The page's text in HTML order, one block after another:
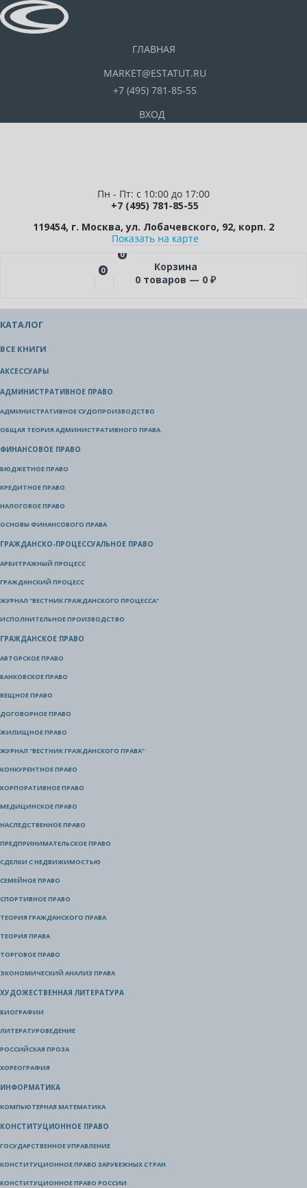
ГЛАВНАЯ
MARKET@ESTATUT.RU
+7 (495) 781-85-55
ВХОД
Пн - Пт: с 10:00 до 17:00
+7 (495) 781-85-55
119454, г. Москва, ул. Лобачевского, 92, корп. 2
Показать на карте
0
0
Корзина
0 товаров — 0 ₽
КАТАЛОГ
ВСЕ КНИГИ
АКСЕССУАРЫ
АДМИНИСТРАТИВНОЕ ПРАВО
АДМИНИСТРАТИВНОЕ СУДОПРОИЗВОДСТВО
ОБЩАЯ ТЕОРИЯ АДМИНИСТРАТИВНОГО ПРАВА
ФИНАНСОВОЕ ПРАВО
БЮДЖЕТНОЕ ПРАВО
КРЕДИТНОЕ ПРАВО
НАЛОГОВОЕ ПРАВО
ОСНОВЫ ФИНАНСОВОГО ПРАВА
ГРАЖДАНСКО-ПРОЦЕССУАЛЬНОЕ ПРАВО
АРБИТРАЖНЫЙ ПРОЦЕСС
ГРАЖДАНСКИЙ ПРОЦЕСС
ЖУРНАЛ "ВЕСТНИК ГРАЖДАНСКОГО ПРОЦЕССА"
ИСПОЛНИТЕЛЬНОЕ ПРОИЗВОДСТВО
ГРАЖДАНСКОЕ ПРАВО
АВТОРСКОЕ ПРАВО
БАНКОВСКОЕ ПРАВО
ВЕЩНОЕ ПРАВО
ДОГОВОРНОЕ ПРАВО
ЖИЛИЩНОЕ ПРАВО
ЖУРНАЛ "ВЕСТНИК ГРАЖДАНСКОГО ПРАВА"
КОНКУРЕНТНОЕ ПРАВО
КОРПОРАТИВНОЕ ПРАВО
МЕДИЦИНСКОЕ ПРАВО
НАСЛЕДСТВЕННОЕ ПРАВО
ПРЕДПРИНИМАТЕЛЬСКОЕ ПРАВО
СДЕЛКИ С НЕДВИЖИМОСТЬЮ
СЕМЕЙНОЕ ПРАВО
СПОРТИВНОЕ ПРАВО
ТЕОРИЯ ГРАЖДАНСКОГО ПРАВА
ТЕОРИЯ ПРАВА
ТОРГОВОЕ ПРАВО
ЭКОНОМИЧЕСКИЙ АНАЛИЗ ПРАВА
ХУДОЖЕСТВЕННАЯ ЛИТЕРАТУРА
БИОГРАФИИ
ЛИТЕРАТУРОВЕДЕНИЕ
РОССИЙСКАЯ ПРОЗА
ХОРЕОГРАФИЯ
ИНФОРМАТИКА
КОМПЬЮТЕРНАЯ МАТЕМАТИКА
КОНСТИТУЦИОННОЕ ПРАВО
ГОСУДАРСТВЕННОЕ УПРАВЛЕНИЕ
КОНСТИТУЦИОННОЕ ПРАВО ЗАРУБЕЖНЫХ СТРАН
КОНСТИТУЦИОННОЕ ПРАВО РОССИИ